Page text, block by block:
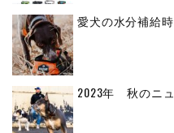
愛犬の水分補給
2023年 秋のニ